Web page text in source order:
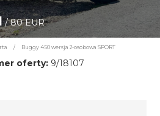
/ 80 EUR
/ Buggy 450 wersja 2-osobowa SPORT
oferty: 9/18107